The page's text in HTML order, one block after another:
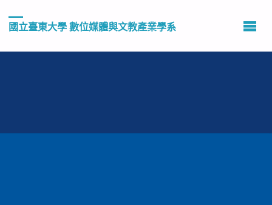
國立臺東大學 數位媒體與文教產業學系